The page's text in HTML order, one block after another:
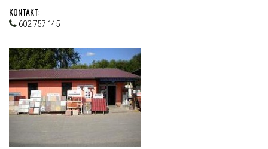
KONTAKT:
602 757 145